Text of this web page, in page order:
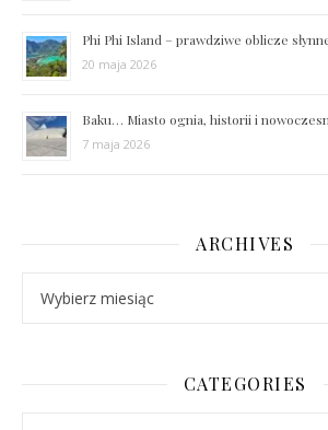
Phi Phi Island – prawdziwe oblicze
20 maja 2026
Baku… Miasto ognia, historii i
7 maja 2026
ARCHIVES
CATEGORIES